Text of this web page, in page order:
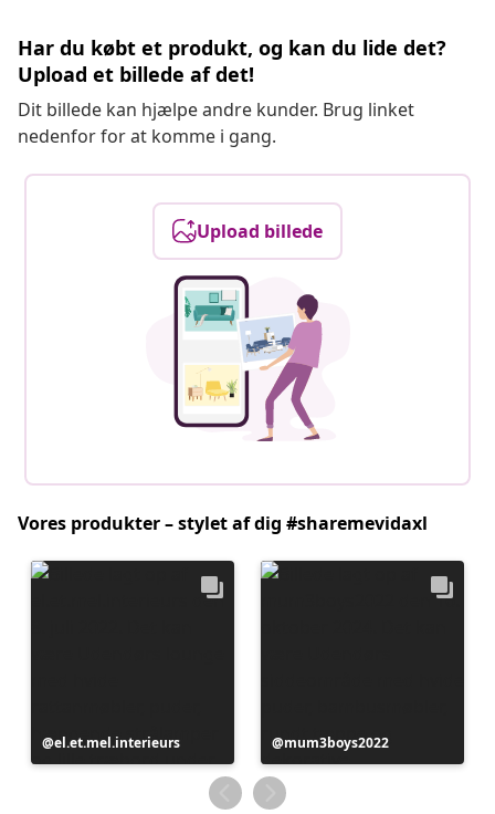
Har du købt et produkt, og kan du lide det?
Upload et billede af det!
Dit billede kan hjælpe andre kunder. Brug linket
nedenfor for at komme i gang.
Upload billede
Vores produkter – stylet af dig #sharemevidaxl
Opslag
offentliggjort
el.et.mel.interieurs
Opslag
offentliggjort
af
mum3boys2022